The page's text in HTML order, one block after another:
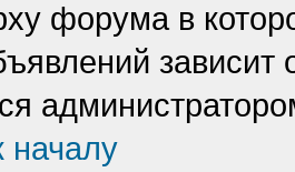
форума в
зависит
началу